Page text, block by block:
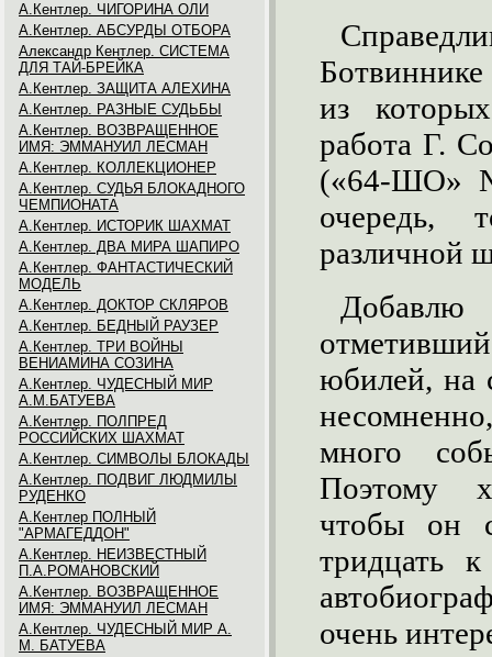
А.Кентлер. ЧИГОРИНА ОЛИ
А.Кентлер. АБСУРДЫ ОТБОРА
Александр Кентлер. СИСТЕМА
ДЛЯ ТАЙ-БРЕЙКА
А.Кентлер. ЗАЩИТА АЛЕХИНА
А.Кентлер. РАЗНЫЕ СУДЬБЫ
А.Кентлер. ВОЗВРАЩЕННОЕ
ИМЯ: ЭММАНУИЛ ЛЕСМАН
А.Кентлер. КОЛЛЕКЦИОНЕР
А.Кентлер. СУДЬЯ БЛОКАДНОГО
ЧЕМПИОНАТА
А.Кентлер. ИСТОРИК ШАХМАТ
А.Кентлер. ДВА МИРА ШАПИРО
А.Кентлер. ФАНТАСТИЧЕСКИЙ
МОДЕЛЬ
А.Кентлер. ДОКТОР СКЛЯРОВ
А.Кентлер. БЕДНЫЙ РАУЗЕР
А.Кентлер. ТРИ ВОЙНЫ
ВЕНИАМИНА СОЗИНА
А.Кентлер. ЧУДЕСНЫЙ МИР
А.М.БАТУЕВА
А.Кентлер. ПОЛПРЕД
РОССИЙСКИХ ШАХМАТ
А.Кентлер. СИМВОЛЫ БЛОКАДЫ
А.Кентлер. ПОДВИГ ЛЮДМИЛЫ
РУДЕНКО
А.Кентлер ПОЛНЫЙ
"АРМАГЕДДОН"
А.Кентлер. НЕИЗВЕСТНЫЙ
П.А.РОМАНОВСКИЙ
А.Кентлер. ВОЗВРАЩЕННОЕ
ИМЯ: ЭММАНУИЛ ЛЕСМАН
А.Кентлер. ЧУДЕСНЫЙ МИР А.
М. БАТУЕВА
из
работа Г.
(«64-ШО»
очередь,
различной
юбилей, на
много
Поэтому
чтобы он
тридцать
очень